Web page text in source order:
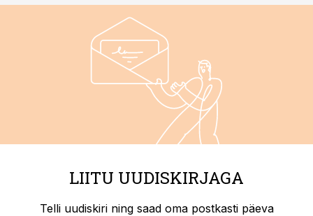
LIITU UUDISKIRJAGA
Telli uudiskiri ning saad oma postkasti päeva